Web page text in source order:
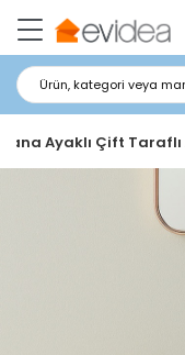
Ürün, kategori veya
Ayaklı Çift Taraflı